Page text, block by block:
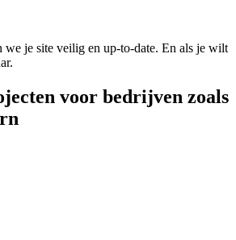
we je site veilig en up-to-date. En als je wilt
voor bedrijven zoals